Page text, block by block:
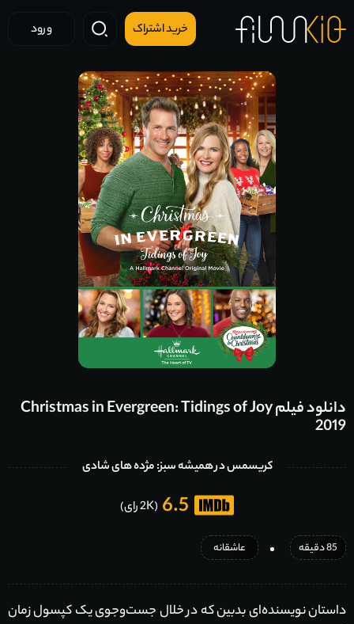
خرید اشتراک ورود
دانلود فیلم Christmas in Evergreen: Tidings of Joy
2019
کریسمس در همیشه سبز: مژده های شادی
6.5 (2K رای)
85 دقیقه عاشقانه
داستان نویسنده‌ای بدبین که در خلال جست‌وجوی یک کپسول زمان